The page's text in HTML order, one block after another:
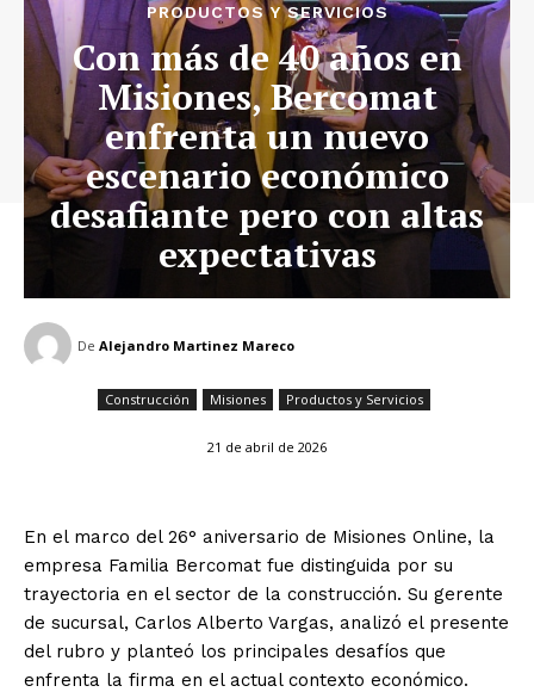
PRODUCTOS Y SERVICIOS
Con más de 40 años en
Misiones, Bercomat
enfrenta un nuevo
escenario económico
desafiante pero con altas
expectativas
De Alejandro Martinez Mareco
Construcción Misiones Productos y Servicios
21 de abril de 2026
En el marco del 26° aniversario de Misiones Online, la
empresa Familia Bercomat fue distinguida por su
trayectoria en el sector de la construcción. Su gerente
de sucursal, Carlos Alberto Vargas, analizó el presente
del rubro y planteó los principales desafíos que
enfrenta la firma en el actual contexto económico.